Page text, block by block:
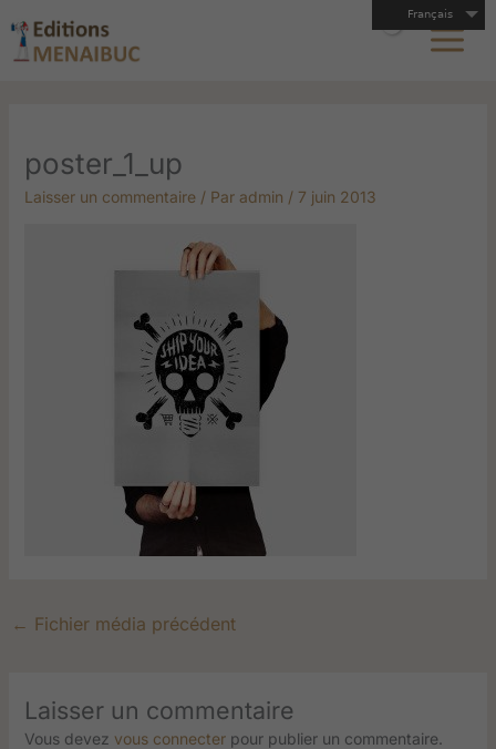
Français
au
contenu
poster_1_up
Laisser un commentaire / Par admin / 7 juin 2013
← Fichier média précédent
Laisser un commentaire
Vous devez vous connecterpour publier un commentaire.